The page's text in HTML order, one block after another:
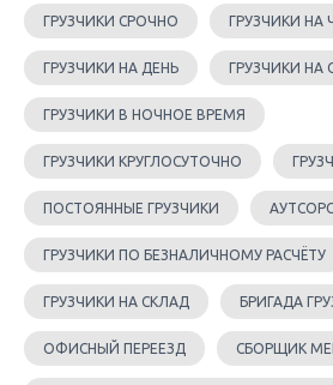
ГРУЗЧИКИ СРОЧНО ГРУЗЧИКИ НА
ГРУЗЧИКИ НА ДЕНЬ ГРУЗЧИКИ НА
ГРУЗЧИКИ В НОЧНОЕ ВРЕМЯ
ГРУЗЧИКИ КРУГЛОСУТОЧНО
ПОСТОЯННЫЕ ГРУЗЧИКИ
ГРУЗЧИКИ ПО БЕЗНАЛИЧНОМУ РАСЧЁТУ
ГРУЗЧИКИ НА СКЛАД БРИГАДА
ОФИСНЫЙ ПЕРЕЕЗД СБОРЩИК